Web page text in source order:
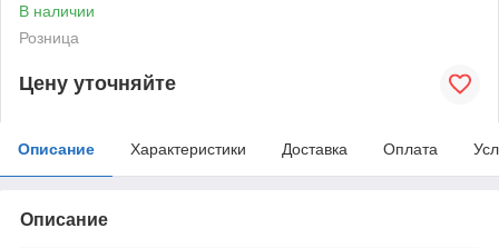
В наличии
Розница
Цену уточняйте
Описание Характеристики Доставка Оплата
Описание